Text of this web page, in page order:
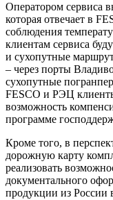
Оператором сервиса
которая отвечает в
соблюдения
клиентам сервиса
и сухопутные
– через порты
сухопутные
FESCO и РЭЦ
возможность
программе
Кроме того, в
дорожную карту
реализовать
документального
продукции из России